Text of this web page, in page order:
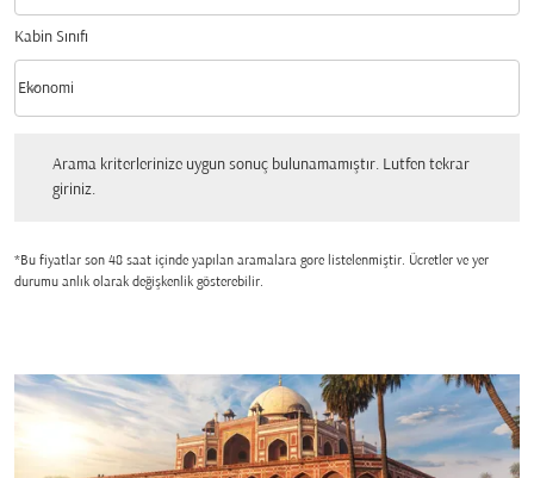
Kabin Sınıfı
Kabin Sınıfı option Ekonomi Selected
Ekonomi
keyboard_arrow_down
Arama kriterlerinize uygun sonuç bulunamamıştır. Lutfen tekrar
giriniz.
*Bu fiyatlar son 48 saat içinde yapılan aramalara gore listelenmiştir. Ücretler ve yer
durumu anlık olarak değişkenlik gösterebilir.